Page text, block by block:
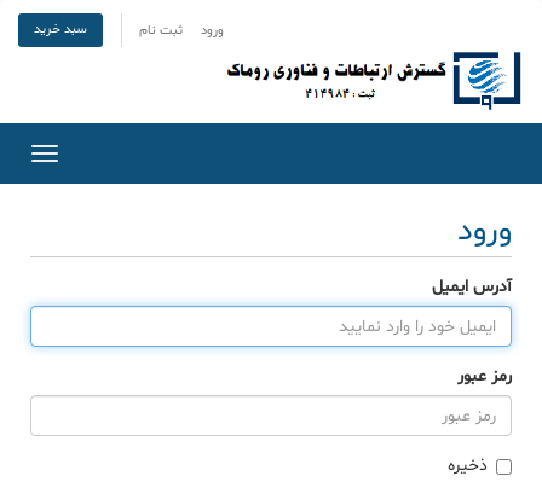
ورود ثبت نام سبد خرید
ورود
آدرس ایمیل
رمز عبور
ذخیره